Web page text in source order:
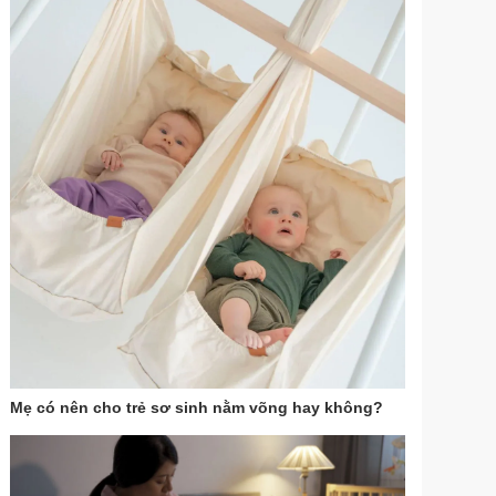
Mẹ có nên cho trẻ sơ sinh nằm võng hay không?